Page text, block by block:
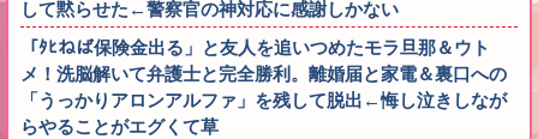
して黙らせた←警察官の神対応に感謝しかない
「ﾀﾋねば保険金出る」と友人を追いつめたモラ旦那＆ウト
メ！洗脳解いて弁護士と完全勝利。離婚届と家電＆裏口への
「うっかりアロンアルファ」を残して脱出←悔し泣きしなが
らやることがエグくて草